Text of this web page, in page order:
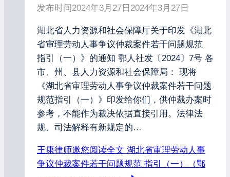
发布时间2024年3月27日 2024年3月27日
湖北省人力资源和社会保障厅关于印发《湖北
省审理劳动人事争议仲裁案件若干问题规范
指引（一）》的通知 鄂人社发〔2024〕7号 各
市、州、县人力资源和社会保障局： 现将
《湖北省审理劳动人事争议仲裁案件若干问题
规范指引（一）》印发给你们，供仲裁办案时
参考，不能作为裁决依据直接引用。法律法
规、司法解释有新规定的…
王康律师邀您阅读全文 湖北省审理劳动人事
争议仲裁案件若干问题规范 指引（一）（鄂